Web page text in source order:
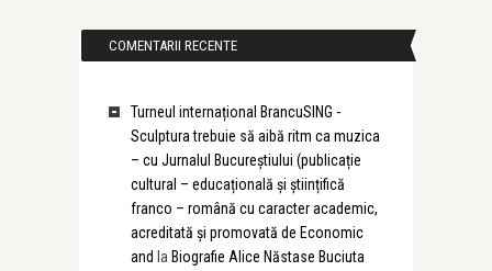
COMENTARII RECENTE
Turneul internațional BrancuSING -
Sculptura trebuie să aibă ritm ca muzica
– cu Jurnalul Bucureștiului (publicație
cultural – educațională și științifică
franco – română cu caracter academic,
acreditată și promovată de Economic
and la Biografie Alice Năstase Buciuta